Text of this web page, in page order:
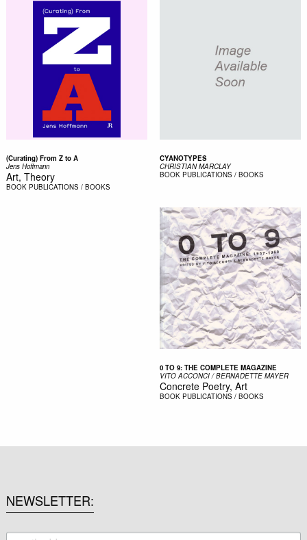
(Curating) From Z to A
Jens Hoffmann
Art, Theory
BOOK PUBLICATIONS / BOOKS
CYANOTYPES
CHRISTIAN MARCLAY
BOOK PUBLICATIONS / BOOKS
0 TO 9: THE COMPLETE MAGAZINE
VITO ACCONCI / BERNADETTE MAYER
Concrete Poetry, Art
BOOK PUBLICATIONS / BOOKS
NEWSLETTER